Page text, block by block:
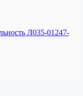
Л035-01247-